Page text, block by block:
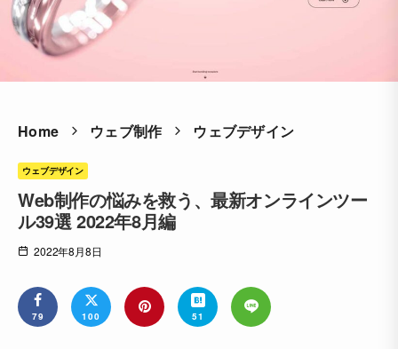
Home ウェブ制作 ウェブデザイン
ウェブデザイン
Web制作の悩みを救う、最新オンラインツー
ル39選 2022年8月編
2022年8月8日
79 100 51